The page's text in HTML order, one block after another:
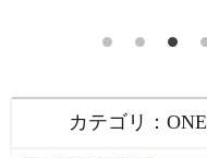
カテゴリ：